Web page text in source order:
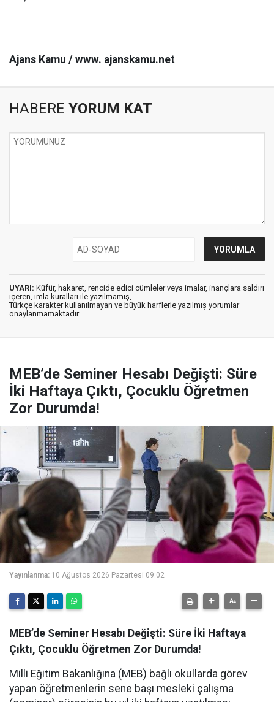
Ajans Kamu / www. ajanskamu.net
HABERE YORUM KAT
UYARI: Küfür, hakaret, rencide edici cümleler veya imalar, inançlara saldırı
içeren, imla kuralları ile yazılmamış,
Türkçe karakter kullanılmayan ve büyük harflerle yazılmış yorumlar
onaylanmamaktadır.
MEB’de Seminer Hesabı Değişti: Süre
İki Haftaya Çıktı, Çocuklu Öğretmen
Zor Durumda!
Yayınlanma: 10 Ağustos 2026 Pazartesi 09:02
MEB’de Seminer Hesabı Değişti: Süre İki Haftaya
Çıktı, Çocuklu Öğretmen Zor Durumda!
Milli Eğitim Bakanlığına (MEB) bağlı okullarda görev
yapan öğretmenlerin sene başı mesleki çalışma